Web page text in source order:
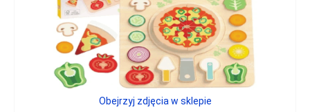
Obejrzyj zdjęcia w sklepie